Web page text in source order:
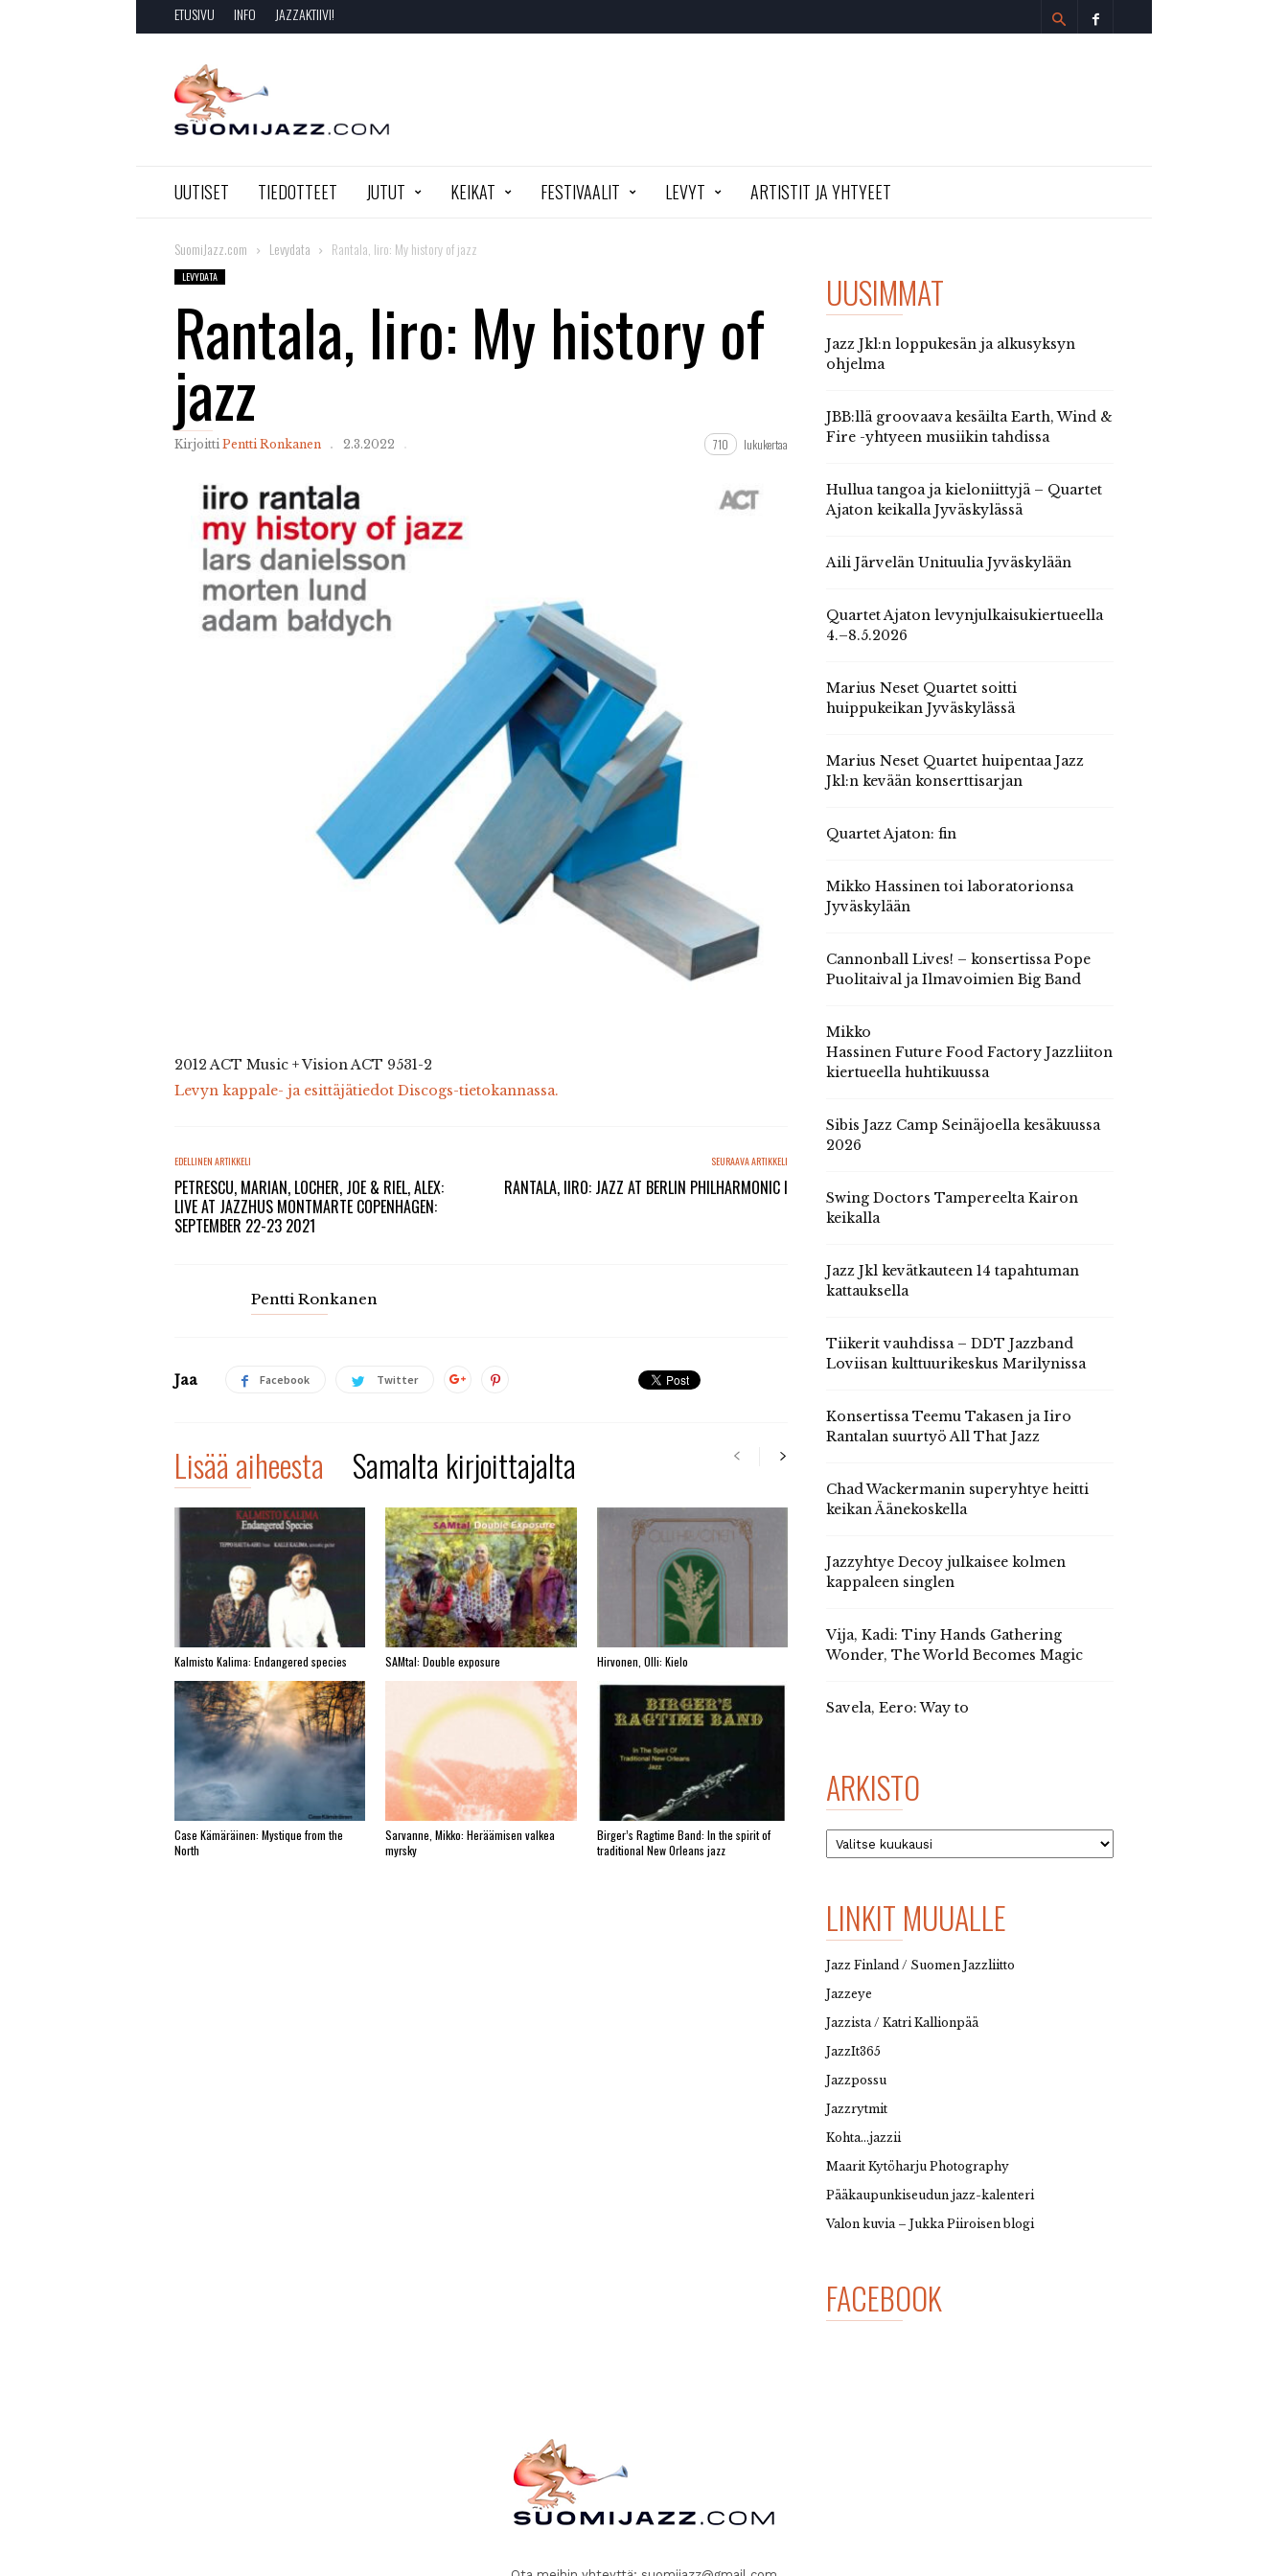
ETUSIVU INFO JAZZAKTIIVI!
SuomiJazz.com
UUTISET TIEDOTTEET JUTUT KEIKAT FESTIVAALIT LEVYT ARTISTIT JA YHTYEET
SuomiJazz.com Levydata Rantala, Iiro: My history of jazz
LEVYDATA
Rantala, Iiro: My history of
jazz
Kirjoitti Pentti Ronkanen 2.3.2022 710 lukukertaa
2012 ACT Music + Vision ACT 9531-2
Levyn kappale- ja esittäjätiedot Discogs-tietokannassa.
EDELLINEN ARTIKKELI
PETRESCU, MARIAN, LOCHER, JOE & RIEL, ALEX:
LIVE AT JAZZHUS MONTMARTE COPENHAGEN:
SEPTEMBER 22-23 2021
SEURAAVA ARTIKKELI
RANTALA, IIRO: JAZZ AT BERLIN PHILHARMONIC I
Pentti Ronkanen
Jaa Facebook Twitter
Lisää aiheesta Samalta kirjoittajalta
Kalmisto Kalima: Endangered species SAMtal: Double exposure Hirvonen, Olli: Kielo
Case Kämäräinen: Mystique from the
North
Sarvanne, Mikko: Heräämisen valkea
myrsky
Birger’s Ragtime Band: In the spirit of
traditional New Orleans jazz
UUSIMMAT
Jazz Jkl:n loppukesän ja alkusyksyn
ohjelma
JBB:llä groovaava kesäilta Earth, Wind &
Fire -yhtyeen musiikin tahdissa
Hullua tangoa ja kieloniittyjä – Quartet
Ajaton keikalla Jyväskylässä
Aili Järvelän Unituulia Jyväskylään
Quartet Ajaton levynjulkaisukiertueella
4.–8.5.2026
Marius Neset Quartet soitti
huippukeikan Jyväskylässä
Marius Neset Quartet huipentaa Jazz
Jkl:n kevään konserttisarjan
Quartet Ajaton: fin
Mikko Hassinen toi laboratorionsa
Jyväskylään
Cannonball Lives! – konsertissa Pope
Puolitaival ja Ilmavoimien Big Band
Mikko
Hassinen Future Food Factory Jazzliiton
kiertueella huhtikuussa
Sibis Jazz Camp Seinäjoella kesäkuussa
2026
Swing Doctors Tampereelta Kairon
keikalla
Jazz Jkl kevätkauteen 14 tapahtuman
kattauksella
Tiikerit vauhdissa – DDT Jazzband
Loviisan kulttuurikeskus Marilynissa
Konsertissa Teemu Takasen ja Iiro
Rantalan suurtyö All That Jazz
Chad Wackermanin superyhtye heitti
keikan Äänekoskella
Jazzyhtye Decoy julkaisee kolmen
kappaleen singlen
Vija, Kadi: Tiny Hands Gathering
Wonder, The World Becomes Magic
Savela, Eero: Way to
ARKISTO
Arkisto
LINKIT MUUALLE
Jazz Finland / Suomen Jazzliitto
Jazzeye
Jazzista / Katri Kallionpää
JazzIt365
Jazzpossu
Jazzrytmit
Kohta…jazzii
Maarit Kytöharju Photography
Pääkaupunkiseudun jazz-kalenteri
Valon kuvia – Jukka Piiroisen blogi
FACEBOOK